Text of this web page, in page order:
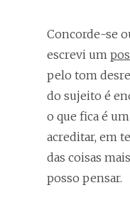
Concorde-se
escrevi um
pelo tom
do sujeito é
o que fica é
acreditar, em
das coisas
posso pensar.